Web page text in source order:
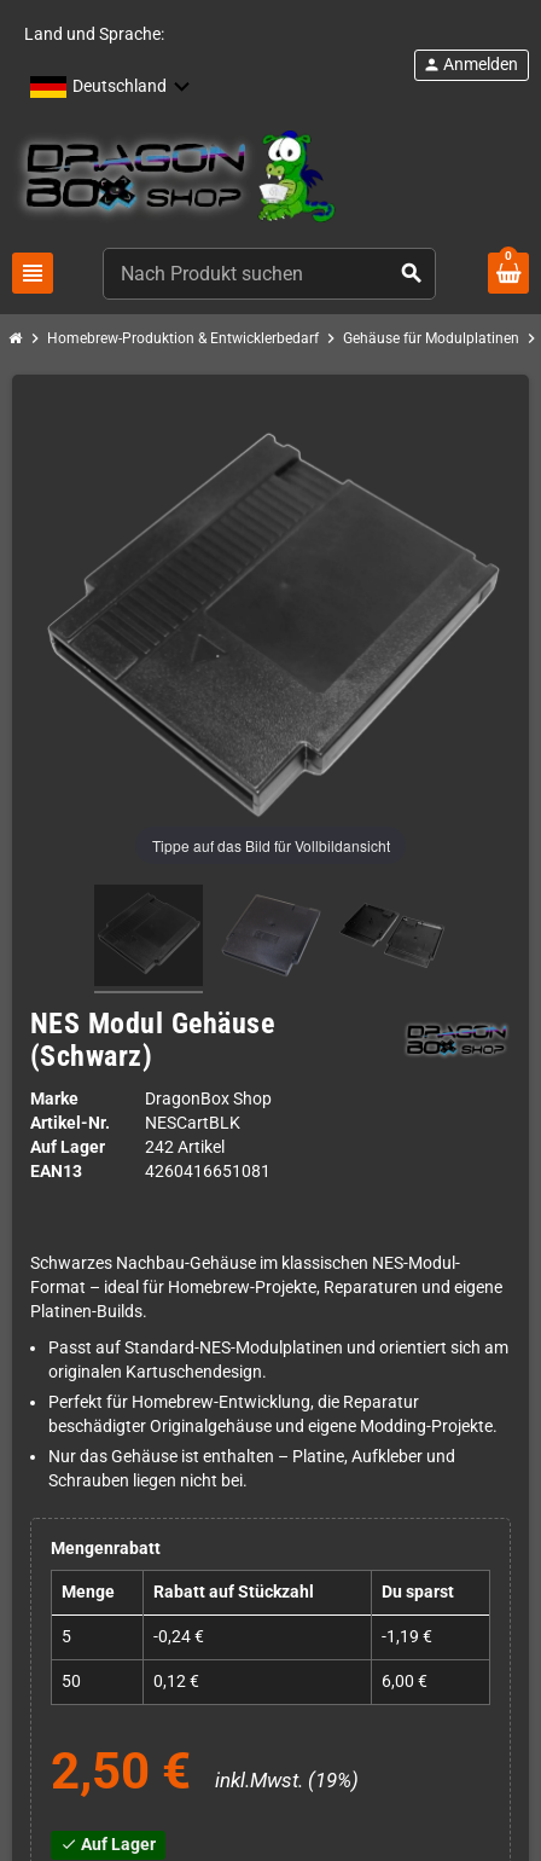
Land und Sprache:
Deutschland
view_headline search
person Anmelden
0
chevron_right Homebrew-Produktion & Entwicklerbedarf chevron_right Gehäuse für Modulplatinen chevron_right
Tippe auf das Bild für Vollbildansicht
NES Modul Gehäuse
(Schwarz)
Marke
DragonBox Shop
Artikel-Nr.
NESCartBLK
Auf Lager
242 Artikel
EAN13
4260416651081
Schwarzes Nachbau-Gehäuse im klassischen NES-Modul-
Format – ideal für Homebrew-Projekte, Reparaturen und eigene
Platinen-Builds.
Passt auf Standard-NES-Modulplatinen und orientiert sich am
originalen Kartuschendesign.
Perfekt für Homebrew-Entwicklung, die Reparatur
beschädigter Originalgehäuse und eigene Modding-Projekte.
Nur das Gehäuse ist enthalten – Platine, Aufkleber und
Schrauben liegen nicht bei.
Mengenrabatt
Menge Rabatt auf Stückzahl Du sparst
5 -0,24 € -1,19 €
50 0,12 € 6,00 €
2,50 € inkl.Mwst. (19%)
check Auf Lager